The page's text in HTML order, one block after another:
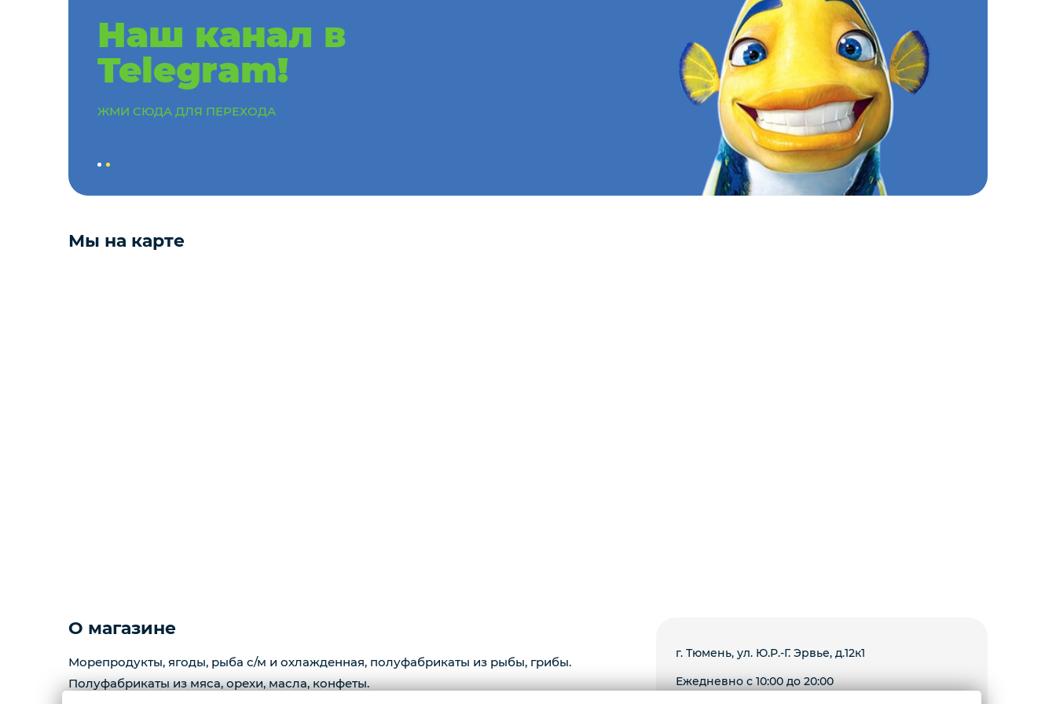
Мёд
Пицца
Наш канал в
Telegram!
ЖМИ СЮДА ДЛЯ ПЕРЕХОДА
Мы на карте
О магазине
Морепродукты, ягоды, рыба с/м и охлажденная, полуфабрикаты из рыбы, грибы.
Полуфабрикаты из мяса, орехи, масла, конфеты.
г. Тюмень, ул. Ю.Р.-Г. Эрвье, д.12к1
Ежедневно с 10:00 до 20:00